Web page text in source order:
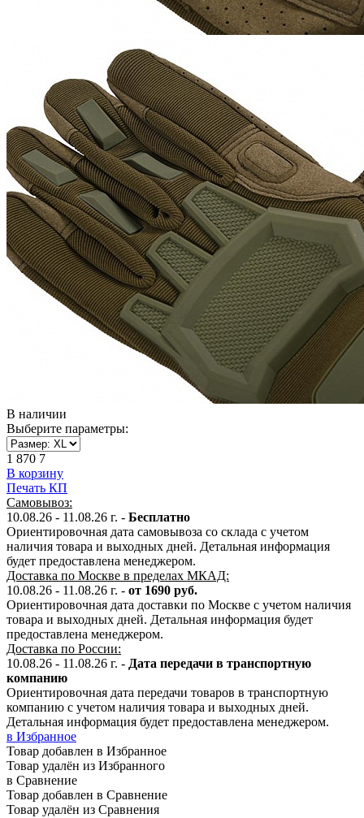
В наличии
Выберите параметры:
1 870 7
В корзину
Печать КП
Самовывоз:
10.08.26 - 11.08.26 г. - Бесплатно
Ориентировочная дата самовывоза со склада с учетом
наличия товара и выходных дней. Детальная информация
будет предоставлена менеджером.
Доставка по Москве в пределах МКАД:
10.08.26 - 11.08.26 г. - от 1690 руб.
Ориентировочная дата доставки по Москве с учетом наличия
товара и выходных дней. Детальная информация будет
предоставлена менеджером.
Доставка по России:
10.08.26 - 11.08.26 г. - Дата передачи в транспортную
компанию
Ориентировочная дата передачи товаров в транспортную
компанию с учетом наличия товара и выходных дней.
Детальная информация будет предоставлена менеджером.
в Избранное
Товар добавлен в Избранное
Товар удалён из Избранного
в Сравнение
Товар добавлен в Сравнение
Товар удалён из Сравнения